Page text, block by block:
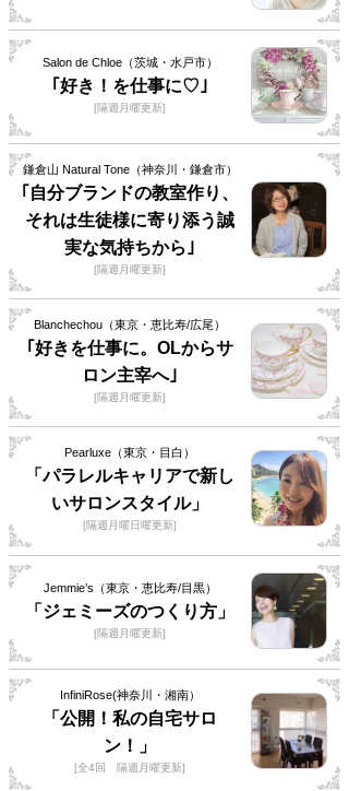
Salon de Chloe（茨城・水戸市）
｢好き！を仕事に♡｣
[隔週月曜更新]
鎌倉山 Natural Tone（神奈川・鎌倉市）
｢自分ブランドの教室作り、
それは生徒様に寄り添う誠
実な気持ちから｣
[隔週月曜更新]
Blanchechou（東京・恵比寿/広尾）
｢好きを仕事に。OLからサ
ロン主宰へ｣
[隔週月曜更新]
Pearluxe（東京・目白）
「パラレルキャリアで新し
いサロンスタイル」
[隔週月曜日曜更新]
Jemmie’s（東京・恵比寿/目黒）
「ジェミーズのつくり方」
[隔週月曜更新]
InfiniRose(神奈川・湘南）
「公開！私の自宅サロ
ン！」
[全4回 隔週月曜更新]